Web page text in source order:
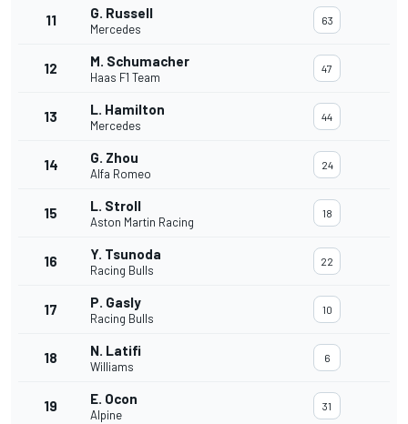
11 G. Russell
Mercedes
63
12 M. Schumacher
Haas F1 Team
47
13 L. Hamilton
Mercedes
44
14 G. Zhou
Alfa Romeo
24
15 L. Stroll
Aston Martin Racing
18
16 Y. Tsunoda
Racing Bulls
22
17 P. Gasly
Racing Bulls
10
18 N. Latifi
Williams
6
19 E. Ocon
Alpine
31